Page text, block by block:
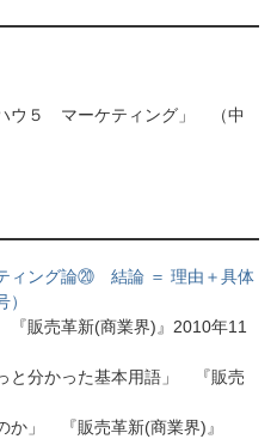
ハウ５ マーケティング」 （中
ィング論⑳ 結論 ＝ 理由＋具体
『販売革新(商業界)』2010年11
と分かった基本用語」 『販売
か」 『販売革新(商業界)』